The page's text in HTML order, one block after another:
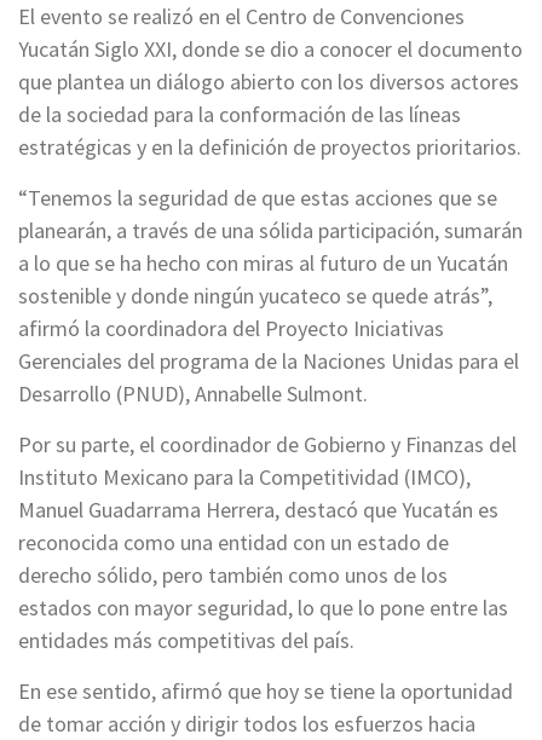
El evento se realizó en el Centro de Convenciones
Yucatán Siglo XXI, donde se dio a conocer el documento
que plantea un diálogo abierto con los diversos actores
de la sociedad para la conformación de las líneas
estratégicas y en la definición de proyectos prioritarios.
“Tenemos la seguridad de que estas acciones que se
planearán, a través de una sólida participación, sumarán
a lo que se ha hecho con miras al futuro de un Yucatán
sostenible y donde ningún yucateco se quede atrás”,
afirmó la coordinadora del Proyecto Iniciativas
Gerenciales del programa de la Naciones Unidas para el
Desarrollo (PNUD), Annabelle Sulmont.
Por su parte, el coordinador de Gobierno y Finanzas del
Instituto Mexicano para la Competitividad (IMCO),
Manuel Guadarrama Herrera, destacó que Yucatán es
reconocida como una entidad con un estado de
derecho sólido, pero también como unos de los
estados con mayor seguridad, lo que lo pone entre las
entidades más competitivas del país.
En ese sentido, afirmó que hoy se tiene la oportunidad
de tomar acción y dirigir todos los esfuerzos hacia